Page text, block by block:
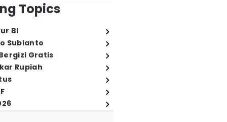
Topics
BI
Subianto
Gratis
Rupiah